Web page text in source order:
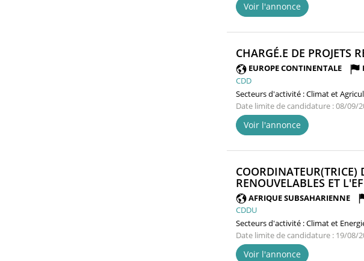
Voir l'annonce
CHARGÉ.E DE PROJETS
EUROPE CONTINENTALE
CDD
Secteurs d'activité :Climat et
Date limite de candidature : 08/09/
Voir l'annonce
COORDINATEUR(TRICE)
RENOUVELABLES ET
AFRIQUE SUBSAHARIENNE
CDDU
Secteurs d'activité :Climat et
Date limite de candidature : 19/08/
Voir l'annonce